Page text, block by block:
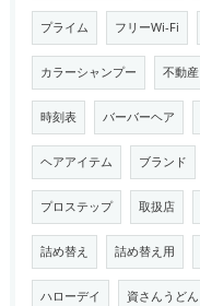
プライム フリーWi-Fi
カラーシャンプー 不動産
時刻表 バーバーヘア
ヘアアイテム ブランド
プロステップ 取扱店
詰め替え 詰め替え用
ハローデイ 資さんうどん